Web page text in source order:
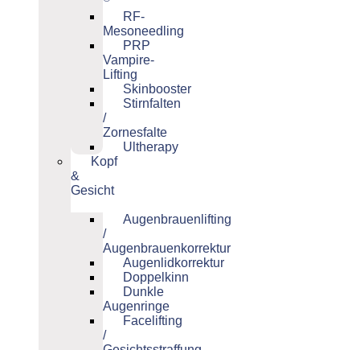
RF-
Mesoneedling
PRP
Vampire-
Lifting
Skinbooster
Stirnfalten
/
Zornesfalte
Ultherapy
Kopf
&
Gesicht
Augenbrauenlifting
/
Augenbrauenkorrektur
Augenlidkorrektur
Doppelkinn
Dunkle
Augenringe
Facelifting
/